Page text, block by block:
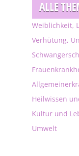
ALLE
Weiblichkeit,
Verhütung,
Heilwissen
Kultur und
Umwelt